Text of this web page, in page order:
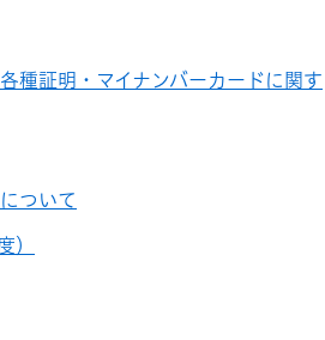
種証明・マイナンバーカードに関す
ついて
）